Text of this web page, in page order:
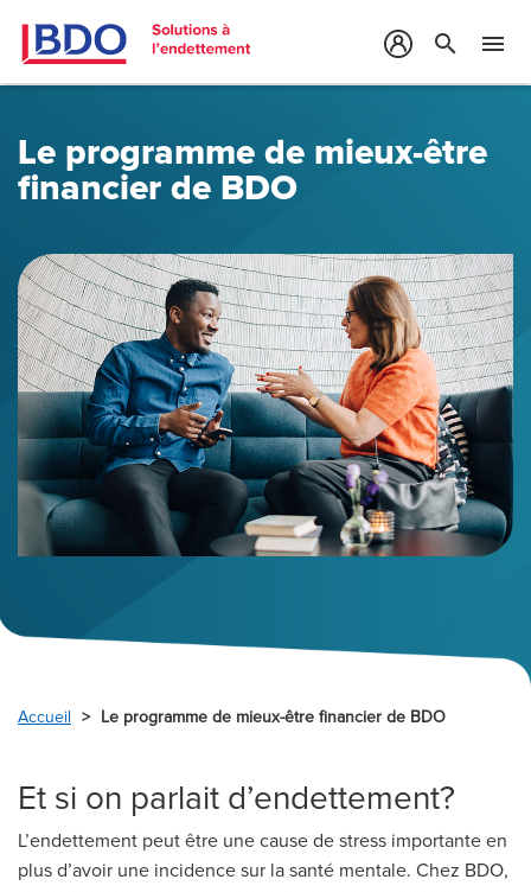
search menu
Le programme de mieux-être
financier de BDO
Accueil Le programme de mieux-être financier de BDO
Et si on parlait d’endettement?
L’endettement peut être une cause de stress importante en
plus d’avoir une incidence sur la santé mentale. Chez BDO,